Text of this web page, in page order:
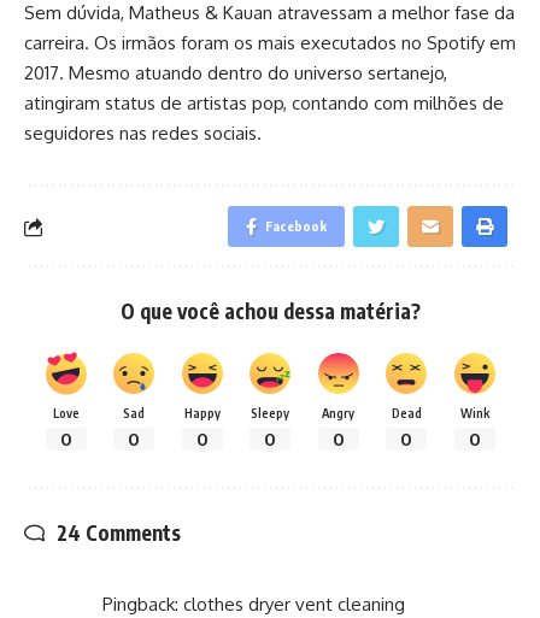
Sem dúvida, Matheus & Kauan atravessam a melhor fase da
carreira. Os irmãos foram os mais executados no Spotify em
2017. Mesmo atuando dentro do universo sertanejo,
atingiram status de artistas pop, contando com milhões de
seguidores nas redes sociais.
Facebook
O que você achou dessa matéria?
Love
0
Sad
0
Happy
0
Sleepy
0
Angry
0
Dead
0
Wink
0
24 Comments
Pingback: clothes dryer vent cleaning